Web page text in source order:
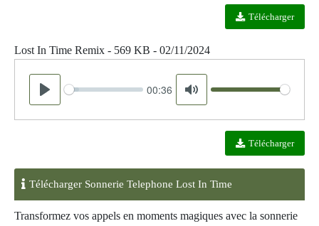
Télécharger
Lost In Time Remix - 569 KB - 02/11/2024
Play
Seek 00:36
Mute
Volume
Télécharger
Télécharger Sonnerie Telephone Lost In Time
Transformez vos appels en moments magiques avec la sonnerie